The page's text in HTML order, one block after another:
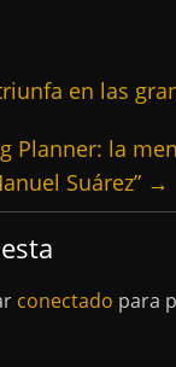
en las
Planner: la
Suárez” →
conectado para